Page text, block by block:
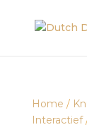
Home /
Interactief